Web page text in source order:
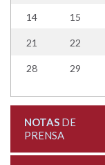
14 15
21 22
28 29
NOTASDE
PRENSA